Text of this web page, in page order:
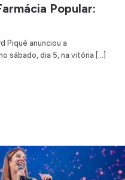
Popular:
Piqué anunciou a
sábado, dia 5, na vitória […]